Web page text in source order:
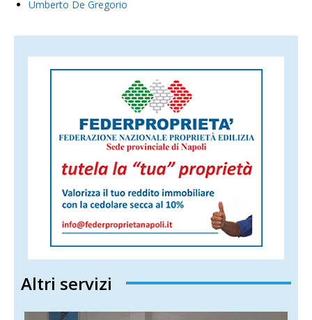
Umberto De Gregorio
Altri servizi